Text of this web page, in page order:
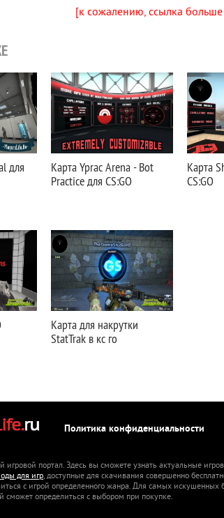
[к сожалению, ссылка больше
для
Карта Yprac Arena - Bot
Practice для CS:GO
Карта
CS:GO
Карта для накрутки
StatTrak в кс го
Политика конфиденциальности
игровой портал. Здесь вы сможете узнать актуальные
для игр, доступные для скачивания совершенно
с игрой определенного жанра. Для самых искушенных
сможет определиться с выбором при покупке.